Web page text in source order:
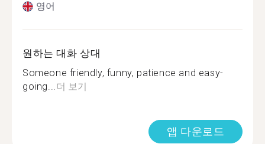
영어
원하는 대화 상대
Someone friendly, funny, patience and easy-
going...더 보기
앱 다운로드